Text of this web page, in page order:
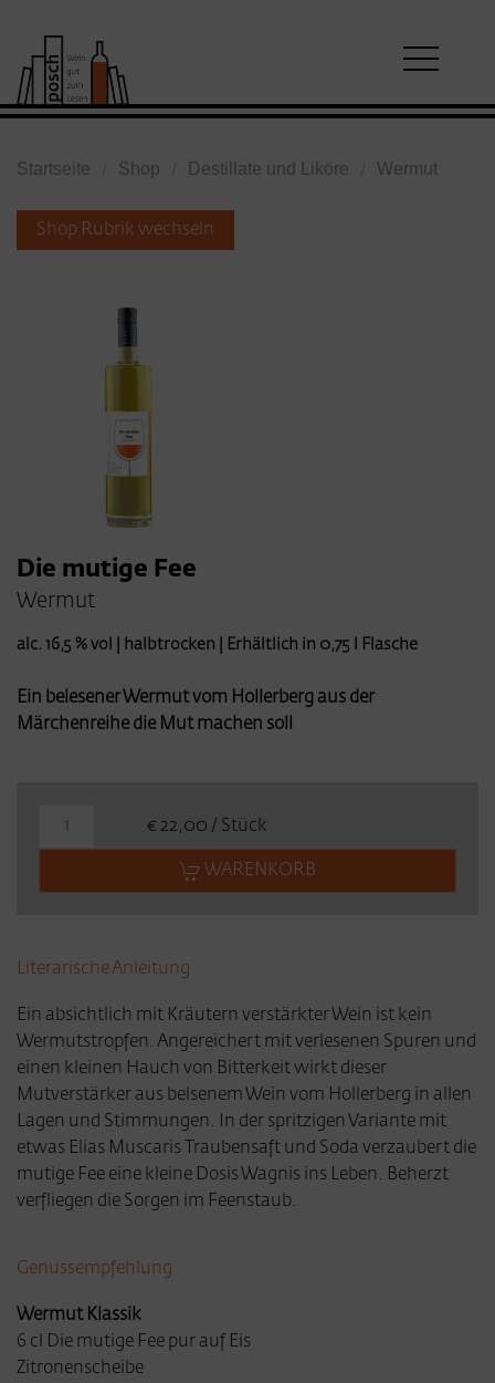
Startseite Shop Destillate und Liköre Wermut
Shop Rubrik wechseln
Die mutige Fee
Wermut
alc. 16,5 % vol | halbtrocken | Erhältlich in 0,75 l Flasche
Ein belesener Wermut vom Hollerberg aus der
Märchenreihe die Mut machen soll
€ 22,00 / Stück
WARENKORB
Literarische Anleitung
Ein absichtlich mit Kräutern verstärkter Wein ist kein
Wermutstropfen. Angereichert mit verlesenen Spuren und
einen kleinen Hauch von Bitterkeit wirkt dieser
Mutverstärker aus belsenem Wein vom Hollerberg in allen
Lagen und Stimmungen. In der spritzigen Variante mit
etwas Elias Muscaris Traubensaft und Soda verzaubert die
mutige Fee eine kleine Dosis Wagnis ins Leben. Beherzt
verfliegen die Sorgen im Feenstaub.
Genussempfehlung
Wermut Klassik
6 cl Die mutige Fee pur auf Eis
Zitronenscheibe